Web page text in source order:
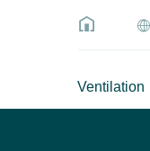
Ventilation